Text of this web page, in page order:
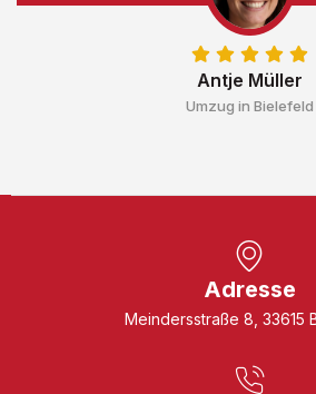
Antje Müller
Umzug in Bielefeld
Adresse
Meindersstraße 8, 33615